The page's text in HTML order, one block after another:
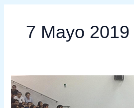
7 Mayo 2019
Carrera
de
Medicina